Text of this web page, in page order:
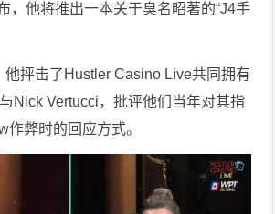
，他将推出一本关于臭名昭著的“J4手
他抨击了Hustler Casino Live共同拥有
Nick Vertucci，批评他们当年对其指
作弊时的回应方式。